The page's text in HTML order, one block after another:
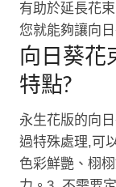
有助於延長花
您就能夠讓向
向日葵花
特點?
永生花版的向
過特殊處理,可
色彩鮮艷、栩